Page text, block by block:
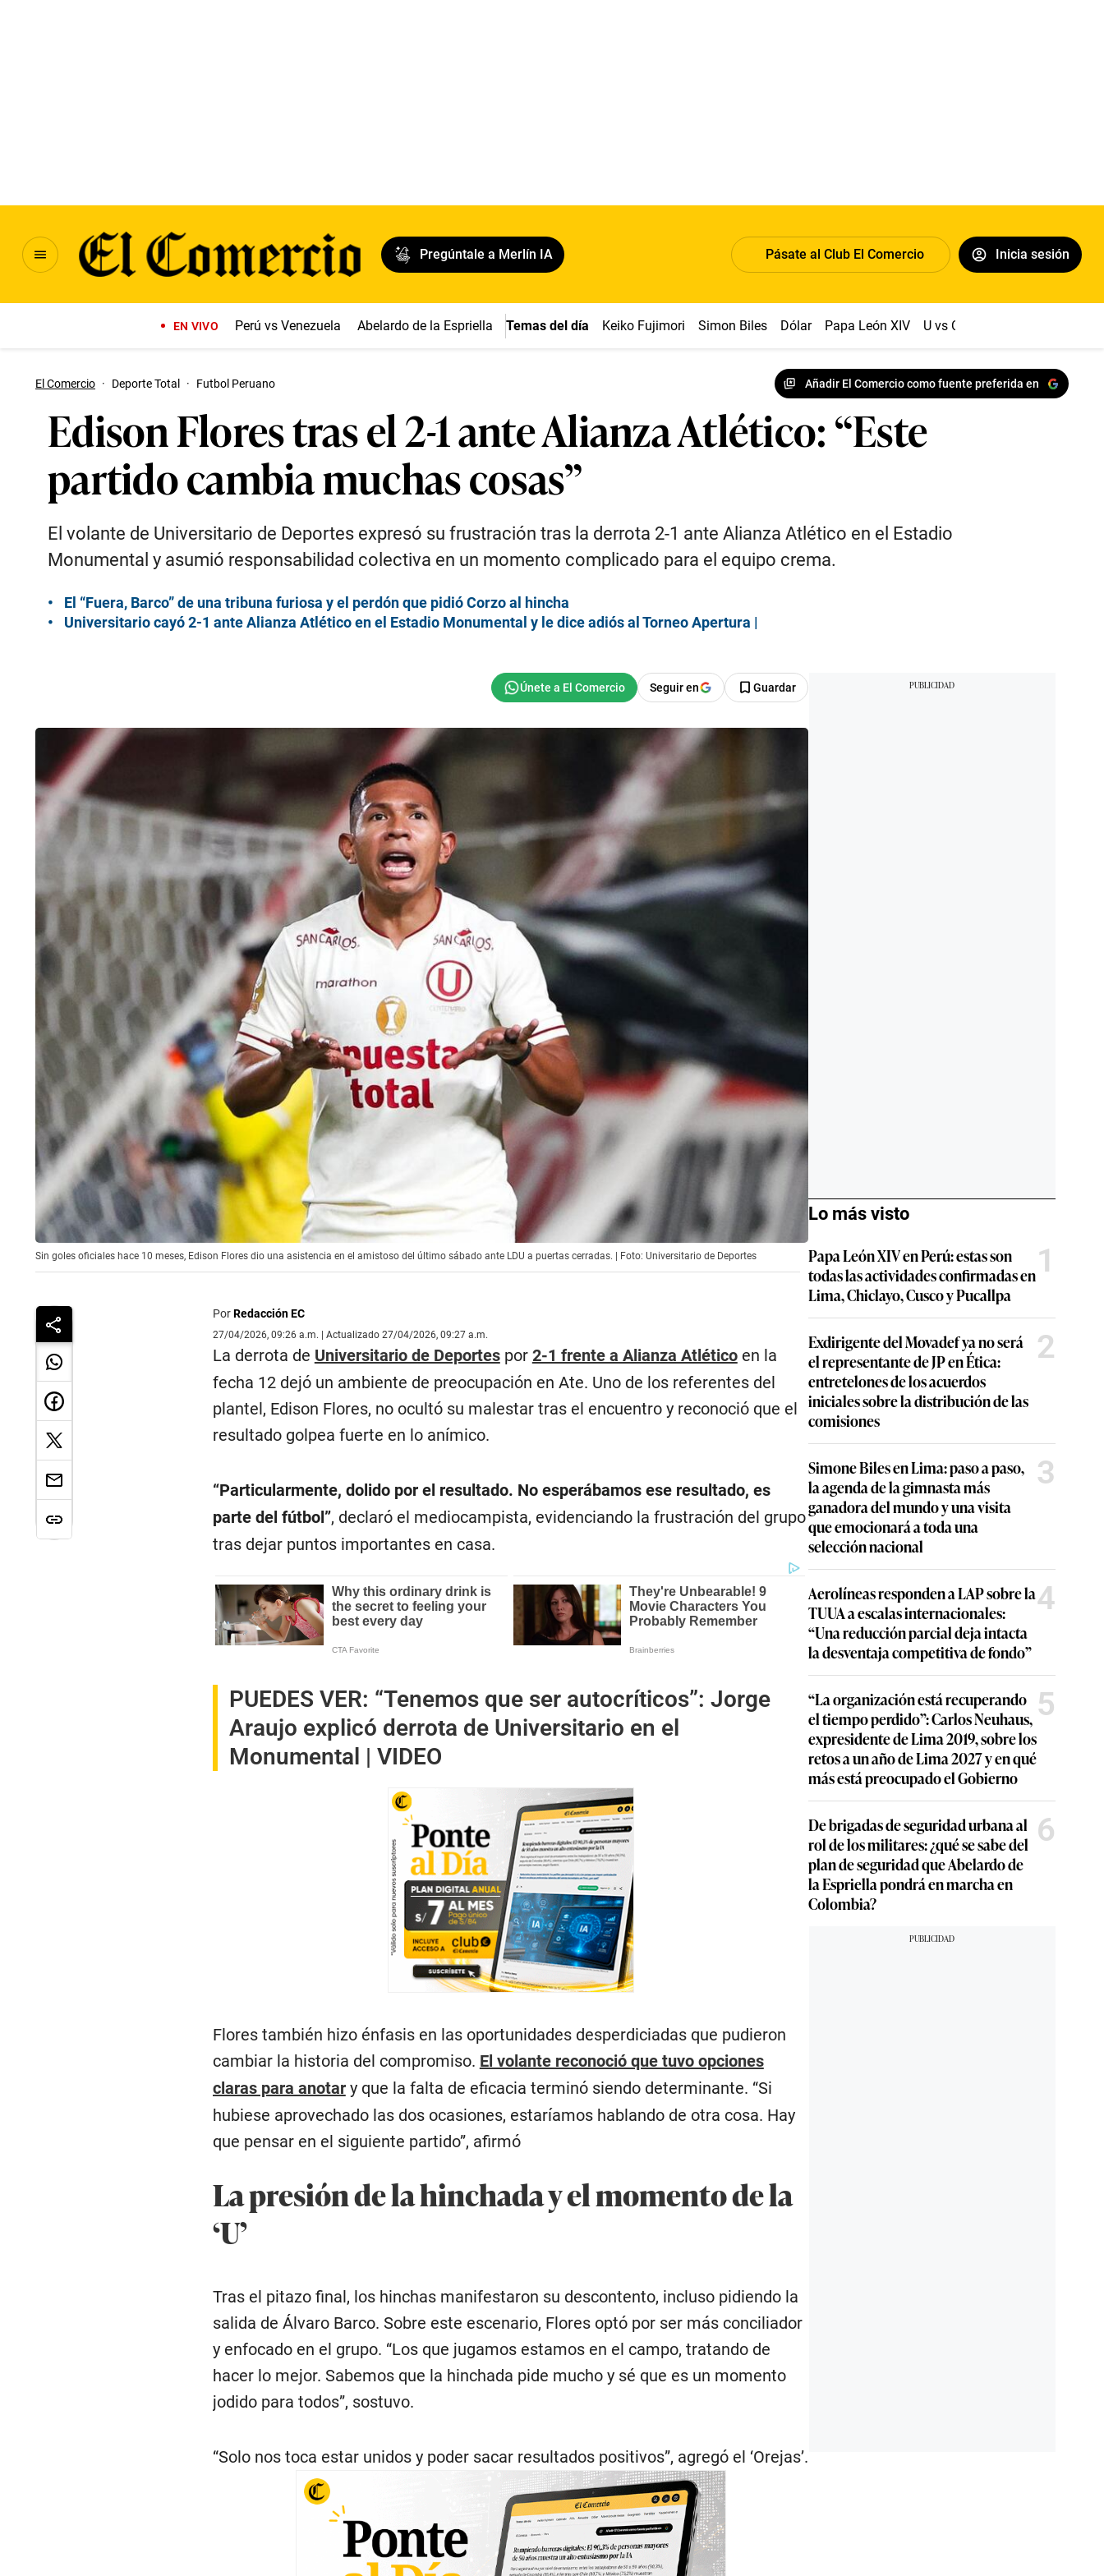
Pregúntale a Merlín IA Pásate al Club El Comercio Inicia sesión
EN VIVO Perú vs Venezuela Abelardo de la Espriella Temas del día Keiko Fujimori Simon Biles Dólar Papa León XIV U vs Cristal
El Comercio · Deporte Total · Futbol Peruano Añadir El Comercio como fuente preferida en
Edison Flores tras el 2-1 ante Alianza Atlético: “Este
partido cambia muchas cosas”
El volante de Universitario de Deportes expresó su frustración tras la derrota 2-1 ante Alianza Atlético en el Estadio
Monumental y asumió responsabilidad colectiva en un momento complicado para el equipo crema.
El “Fuera, Barco” de una tribuna furiosa y el perdón que pidió Corzo al hincha
Universitario cayó 2-1 ante Alianza Atlético en el Estadio Monumental y le dice adiós al Torneo Apertura |
Seguir en Guardar
Sin goles oficiales hace 10 meses, Edison Flores dio una asistencia en el amistoso del último sábado ante LDU a puertas cerradas. | Foto: Universitario de Deportes
PorRedacción EC
27/04/2026, 09:26 a.m. | Actualizado 27/04/2026, 09:27 a.m.
La derrota de Universitario de Deportespor 2-1 frente a Alianza Atléticoen la
fecha 12 dejó un ambiente de preocupación en Ate. Uno de los referentes del
plantel, Edison Flores, no ocultó su malestar tras el encuentro y reconoció que el
resultado golpea fuerte en lo anímico.
“Particularmente, dolido por el resultado. No esperábamos ese resultado, es
parte del fútbol”, declaró el mediocampista, evidenciando la frustración del grupo
tras dejar puntos importantes en casa.
PUEDES VER: “Tenemos que ser autocríticos”: Jorge
Araujo explicó derrota de Universitario en el
Monumental | VIDEO
Flores también hizo énfasis en las oportunidades desperdiciadas que pudieron
cambiar la historia del compromiso. El volante reconoció que tuvo opciones
claras para anotary que la falta de eficacia terminó siendo determinante. “Si
hubiese aprovechado las dos ocasiones, estaríamos hablando de otra cosa. Hay
que pensar en el siguiente partido”, afirmó
La presión de la hinchada y el momento de la
‘U’
Tras el pitazo final, los hinchas manifestaron su descontento, incluso pidiendo la
salida de Álvaro Barco. Sobre este escenario, Flores optó por ser más conciliador
y enfocado en el grupo. “Los que jugamos estamos en el campo, tratando de
hacer lo mejor. Sabemos que la hinchada pide mucho y sé que es un momento
jodido para todos”, sostuvo.
“Solo nos toca estar unidos y poder sacar resultados positivos”, agregó el ‘Orejas’.
Lo más visto
Papa León XIV en Perú: estas son
todas las actividades confirmadas en
Lima, Chiclayo, Cusco y Pucallpa
1
Exdirigente del Movadef ya no será
el representante de JP en Ética:
entretelones de los acuerdos
iniciales sobre la distribución de las
comisiones
2
Simone Biles en Lima: paso a paso,
la agenda de la gimnasta más
ganadora del mundo y una visita
que emocionará a toda una
selección nacional
3
Aerolíneas responden a LAP sobre la
TUUA a escalas internacionales:
“Una reducción parcial deja intacta
la desventaja competitiva de fondo”
4
“La organización está recuperando
el tiempo perdido”: Carlos Neuhaus,
expresidente de Lima 2019, sobre los
retos a un año de Lima 2027 y en qué
más está preocupado el Gobierno
5
De brigadas de seguridad urbana al
rol de los militares: ¿qué se sabe del
plan de seguridad que Abelardo de
la Espriella pondrá en marcha en
Colombia?
6